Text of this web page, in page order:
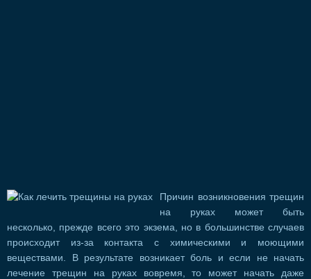
Причин возникновения трещин
на руках может быть
несколько, прежде всего это экзема, но в большинстве случаев
происходит из-за контакта с химическими и моющими
веществами. В результате возникает боль и если не начать
лечение трещин на руках вовремя, то может начать даже